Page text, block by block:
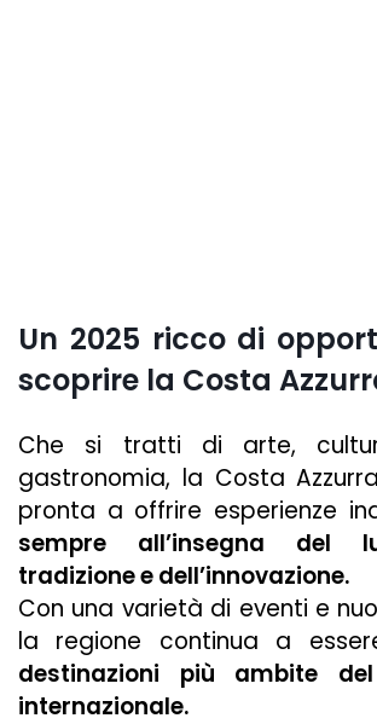
Un 2025 ricco di
scoprire la Costa
Che si tratti di arte,
gastronomia, la Costa
pronta a offrire esperienze
sempre all’insegna del
tradizione e dell’innovazione.
Con una varietà di eventi e
la regione continua a
destinazioni più ambite
internazionale.